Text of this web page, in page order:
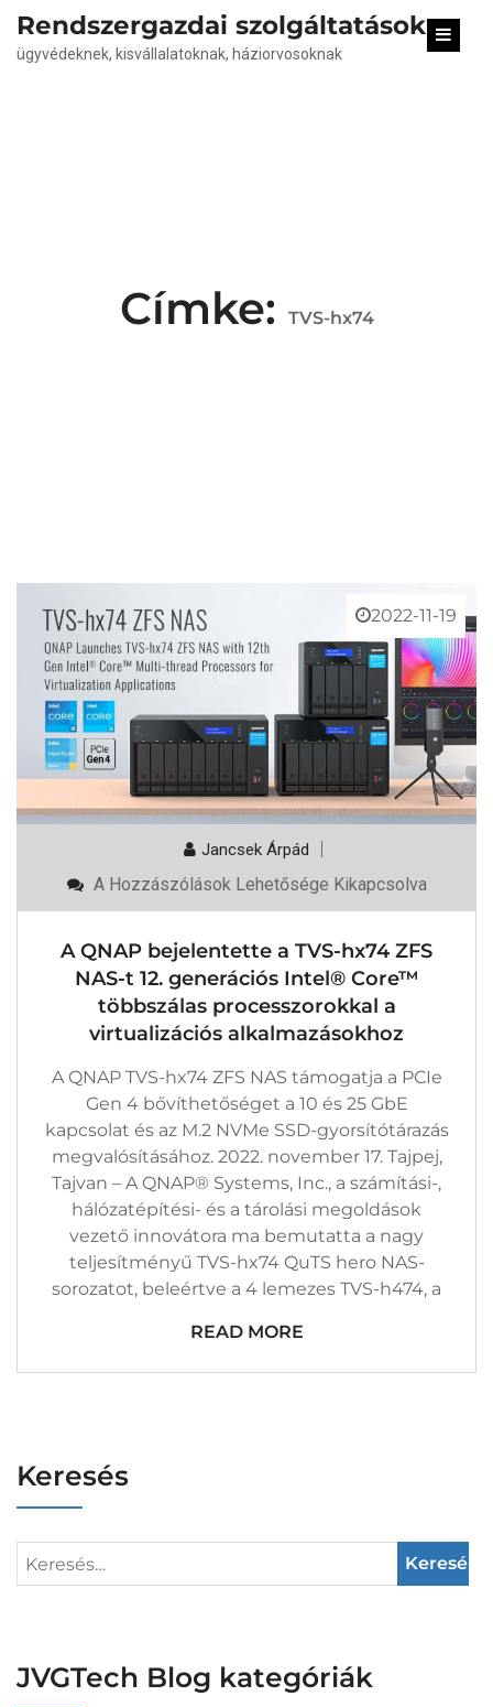
Rendszergazdai szolgáltatások
ügyvédeknek, kisvállalatoknak, háziorvosoknak
Címke: TVS-hx74
2022-11-19
Jancsek Árpád
A
TVS-
Hx74
ZFS
NAS-
T
12.
Intel®
Core™
Többszálas
Processzorokkal
A
Virtualizációs
Alkalmazásokhoz
Bejegyzéshez
A Hozzászólások Lehetősége Kikapcsolva
A QNAP bejelentette a TVS-hx74 ZFS
NAS-t 12. generációs Intel® Core™
többszálas processzorokkal a
virtualizációs alkalmazásokhoz
A QNAP TVS-hx74 ZFS NAS támogatja a PCIe
Gen 4 bővíthetőséget a 10 és 25 GbE
kapcsolat és az M.2 NVMe SSD-gyorsítótárazás
megvalósításához. 2022. november 17. Tajpej,
Tajvan – A QNAP® Systems, Inc., a számítási-,
hálózatépítési- és a tárolási megoldások
vezető innovátora ma bemutatta a nagy
teljesítményű TVS-hx74 QuTS hero NAS-
sorozatot, beleértve a 4 lemezes TVS-h474, a
READ MORE
Keresés
JVGTech Blog kategóriák